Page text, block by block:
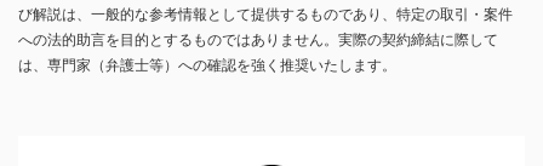
び解説は、一般的な参考情報として提供するものであり、特定の取引・案件
への法的助言を目的とするものではありません。実際の契約締結に際して
は、専門家（弁護士等）への確認を強く推奨いたします。